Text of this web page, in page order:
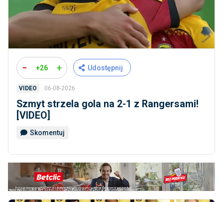
- +26 + Udostępnij
VIDEO 06-08-2026
Szmyt strzela gola na 2-1 z Rangersami!
[VIDEO]
Skomentuj